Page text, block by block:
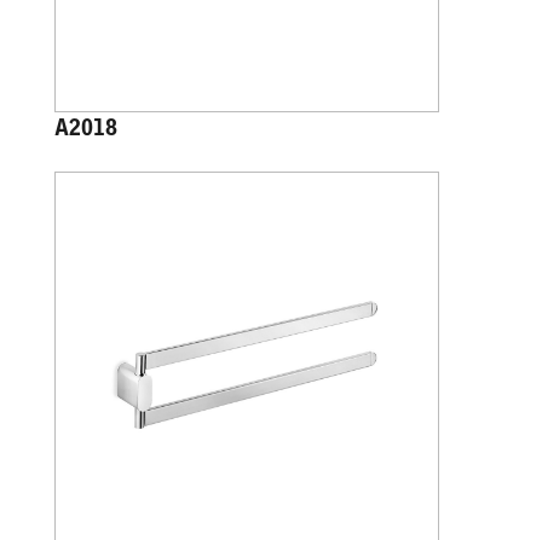
A2018